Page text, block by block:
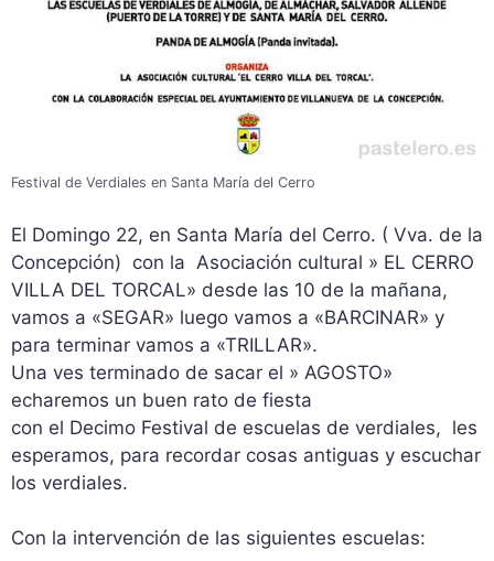
Festival de Verdiales en Santa María del Cerro
El Domingo 22, en Santa María del Cerro. ( Vva. de la
Concepción) con la Asociación cultural » EL CERRO
VILLA DEL TORCAL» desde las 10 de la mañana,
vamos a «SEGAR» luego vamos a «BARCINAR» y
para terminar vamos a «TRILLAR».
Una ves terminado de sacar el » AGOSTO»
echaremos un buen rato de fiesta
con el Decimo Festival de escuelas de verdiales, les
esperamos, para recordar cosas antiguas y escuchar
los verdiales.
Con la intervención de las siguientes escuelas: